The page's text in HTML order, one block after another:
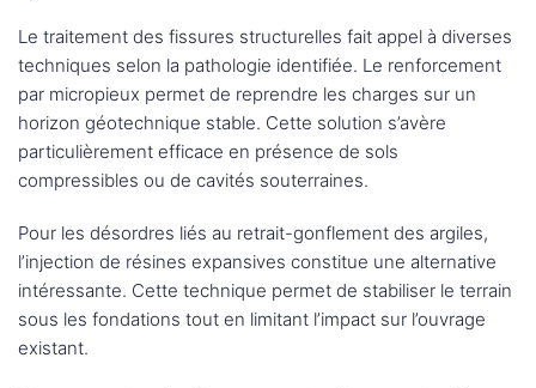
Le traitement des fissures structurelles fait appel à diverses
techniques selon la pathologie identifiée. Le renforcement
par micropieux permet de reprendre les charges sur un
horizon géotechnique stable. Cette solution s’avère
particulièrement efficace en présence de sols
compressibles ou de cavités souterraines.
Pour les désordres liés au retrait-gonflement des argiles,
l’injection de résines expansives constitue une alternative
intéressante. Cette technique permet de stabiliser le terrain
sous les fondations tout en limitant l’impact sur l’ouvrage
existant.